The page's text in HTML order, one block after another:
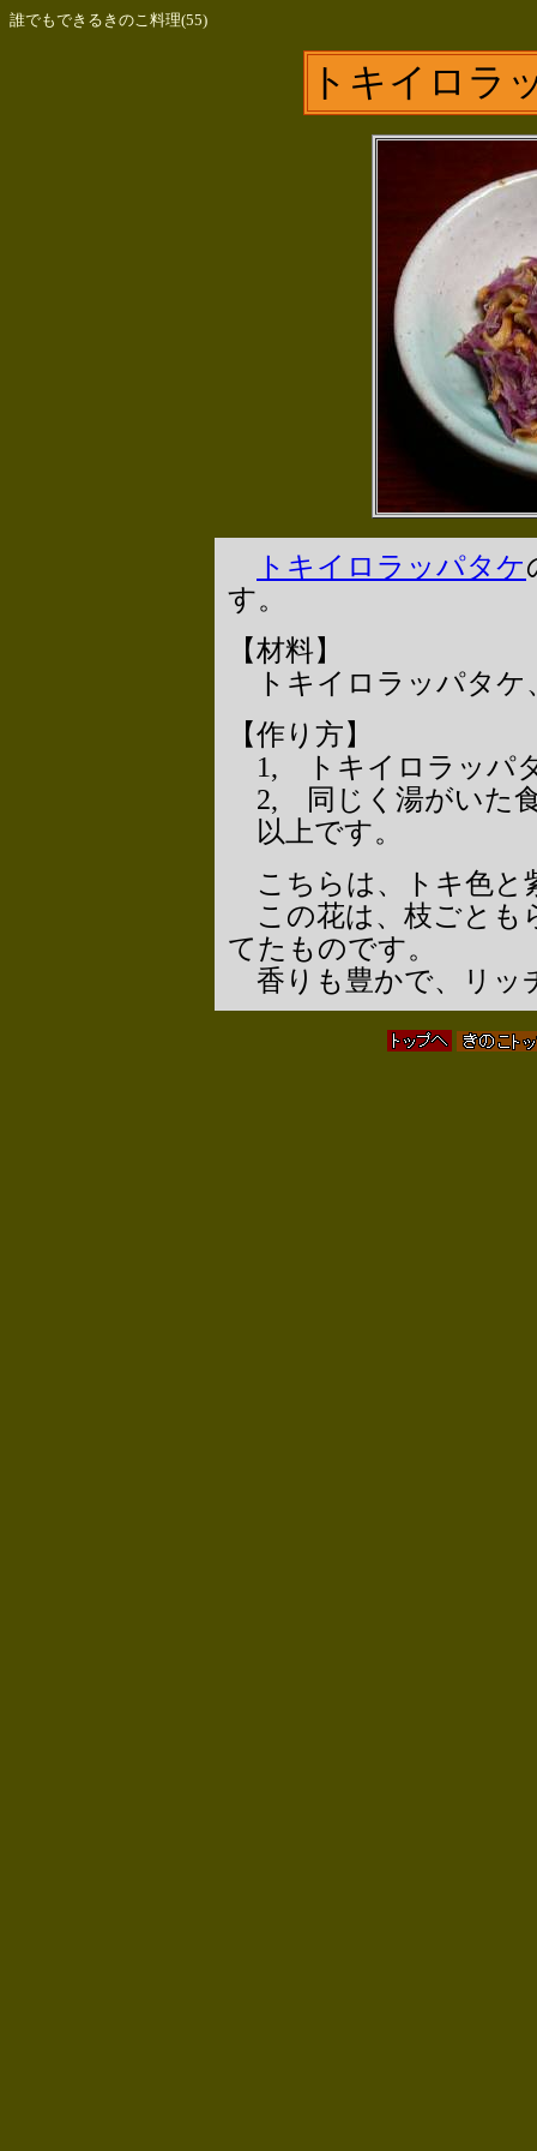
誰でもできるきのこ料理(55)
トキイロラ
トキイロラッパタケ
す。
【材料】
トキイロラッパタケ
【作り方】
1, トキイロラッパ
2, 同じく湯がいた食
以上です。
こちらは、トキ色と
この花は、枝ごとも
てたものです。
香りも豊かで、リッ